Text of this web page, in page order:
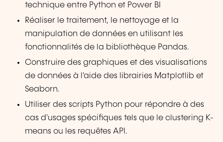
technique entre Python et Power BI
Réaliser le traitement, le nettoyage et la
manipulation de données en utilisant les
fonctionnalités de la bibliothèque Pandas.
Construire des graphiques et des visualisations
de données à l'aide des librairies Matplotlib et
Seaborn.
Utiliser des scripts Python pour répondre à des
cas d'usages spécifiques tels que le clustering K-
means ou les requêtes API.